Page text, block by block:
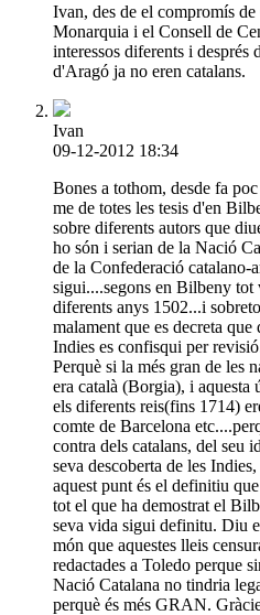
Ivan, des de el compromís
Monarquia i el Consell de
interessos diferents i després
d'Aragó ja no eren catalans.
Ivan
09-12-2012 18:34
Bones a tothom, desde fa
me de totes les tesis d'en
sobre diferents autors que
ho són i serian de la Nació
de la Confederació catalano-
sigui....segons en Bilbeny tot
diferents anys 1502...i
malament que es decreta
Indies es confisqui per
Perquè si la més gran de les
era català (Borgia), i aquesta
els diferents reis(fins 1714)
comte de Barcelona
contra dels catalans, del seu
seva descoberta de les
aquest punt és el definitiu
tot el que ha demostrat el
seva vida sigui definitu. Diu
món que aquestes lleis
redactades a Toledo perque
Nació Catalana no tindria
perquè és més GRAN.